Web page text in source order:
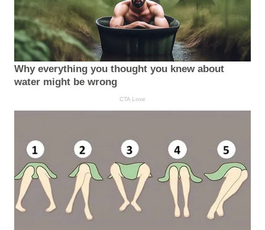
Why everything you thought you knew about
water might be wrong
CTA Love